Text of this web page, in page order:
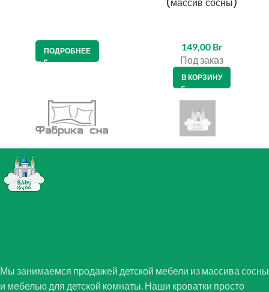
ПОДРОБНЕЕ
(массив сосны)
149,00 Br
Под заказ
В КОРЗИНУ
Мы занимаемся продажей детской мебели из массива сосны
и мебелью для детской комнаты. Наши кроватки просто